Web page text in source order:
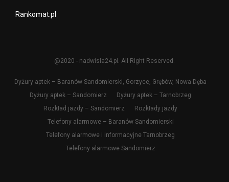
Rankomat.pl
@2020 - nadwisla24.pl. All Right Reserved.
Dyżury aptek – Baranów Sandomierski, Gorzyce, Grębów, Nowa Dęba
Dyżury aptek – Sandomierz
Dyżury aptek – Tarnobrzeg
Rozkład jazdy – Sandomierz
Rozkłady jazdy
Telefony alarmowe – Baranów Sandomierski
Telefony alarmowe i informacyjne Tarnobrzeg
Telefony alarmowe Sandomierz